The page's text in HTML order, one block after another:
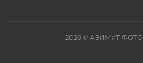
2026© АЗИМУТ